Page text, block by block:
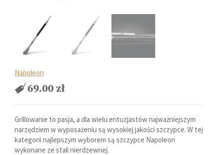
Napoleon
69.00 zł
Grillowanie to pasja, a dla wielu entuzjastów najważniejszym
narzędziem w wyposażeniu są wysokiej jakości szczypce. W tej
kategorii najlepszym wyborem są szczypce Napoleon
wykonane ze stali nierdzewnej.